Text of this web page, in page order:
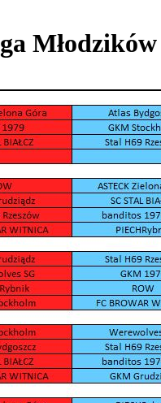
Młodzików